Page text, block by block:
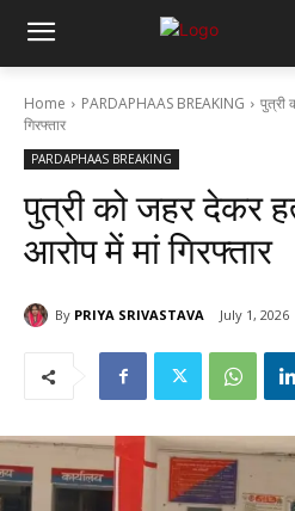
Home PARDAPHAAS BREAKING
पुत्री
गिरफ्तार
PARDAPHAAS BREAKING
पुत्री को जहर देकर
आरोप में मां गिरफ्तार
By PRIYA SRIVASTAVA July 1, 2026